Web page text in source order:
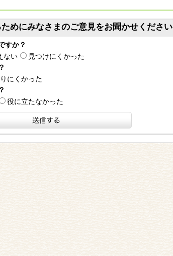
めにみなさまのご意見をお聞かせください
すか？
ない
見つけにくかった
にくかった
役に立たなかった